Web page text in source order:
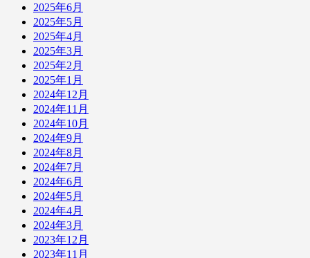
2025年6月
2025年5月
2025年4月
2025年3月
2025年2月
2025年1月
2024年12月
2024年11月
2024年10月
2024年9月
2024年8月
2024年7月
2024年6月
2024年5月
2024年4月
2024年3月
2023年12月
2023年11月